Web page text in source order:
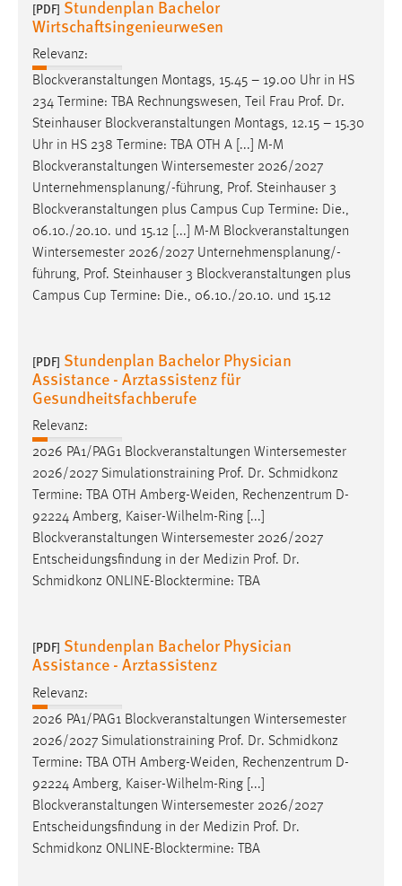
[PDF] Stundenplan Bachelor
Wirtschaftsingenieurwesen
Relevanz:
Blockveranstaltungen Montags, 15.45 – 19.00 Uhr in HS
234 Termine: TBA Rechnungswesen, Teil Frau Prof. Dr.
Steinhauser Blockveranstaltungen Montags, 12.15 – 15.30
Uhr in HS 238 Termine: TBA OTH A [...] M-M
Blockveranstaltungen Wintersemester 2026/2027
Unternehmensplanung/-führung, Prof. Steinhauser 3
Blockveranstaltungen plus Campus Cup Termine: Die.,
06.10./20.10. und 15.12 [...] M-M Blockveranstaltungen
Wintersemester 2026/2027 Unternehmensplanung/-
führung, Prof. Steinhauser 3 Blockveranstaltungen plus
Campus Cup Termine: Die., 06.10./20.10. und 15.12
[PDF] Stundenplan Bachelor Physician
Assistance - Arztassistenz für
Gesundheitsfachberufe
Relevanz:
2026 PA1/PAG1 Blockveranstaltungen Wintersemester
2026/2027 Simulationstraining Prof. Dr. Schmidkonz
Termine: TBA OTH Amberg-Weiden, Rechenzentrum D-
92224 Amberg, Kaiser-Wilhelm-Ring [...]
Blockveranstaltungen Wintersemester 2026/2027
Entscheidungsfindung in der Medizin Prof. Dr.
Schmidkonz ONLINE-Blocktermine: TBA
[PDF] Stundenplan Bachelor Physician
Assistance - Arztassistenz
Relevanz:
2026 PA1/PAG1 Blockveranstaltungen Wintersemester
2026/2027 Simulationstraining Prof. Dr. Schmidkonz
Termine: TBA OTH Amberg-Weiden, Rechenzentrum D-
92224 Amberg, Kaiser-Wilhelm-Ring [...]
Blockveranstaltungen Wintersemester 2026/2027
Entscheidungsfindung in der Medizin Prof. Dr.
Schmidkonz ONLINE-Blocktermine: TBA